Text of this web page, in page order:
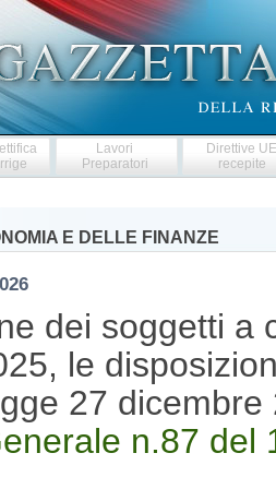
Lavori
Preparatori
Direttive
recepite
E DELLE FINANZE
dei soggetti a
le
27
n.87 del